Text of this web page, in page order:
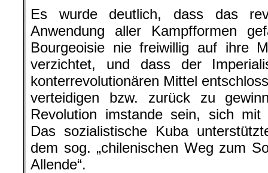
Es wurde deutlich, dass das
Anwendung aller Kampfformen
Bourgeoisie nie freiwillig auf ihre
verzichtet, und dass der
konterrevolutionären Mittel
verteidigen bzw. zurück zu
Revolution imstande sein, sich
Das sozialistische Kuba
dem sog. „chilenischen Weg zum
Allende“.